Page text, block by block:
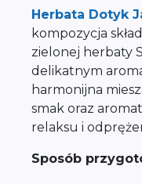
Herbata Dotyk
kompozycja
zielonej herbaty
delikatnym
harmonijna
smak oraz
relaksu i
Sposób